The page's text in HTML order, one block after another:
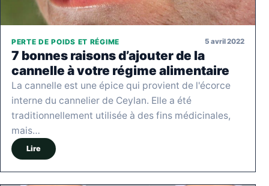
PERTE DE POIDS ET RÉGIME 5 avril 2022
7 bonnes raisons d’ajouter de la
cannelle à votre régime alimentaire
La cannelle est une épice qui provient de l'écorce
interne du cannelier de Ceylan. Elle a été
traditionnellement utilisée à des fins médicinales,
mais…
Lire